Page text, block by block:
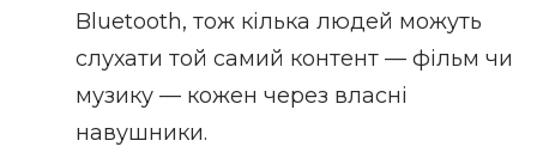
Bluetooth, тож кілька людей можуть
слухати той самий контент — фільм чи
музику — кожен через власні
навушники.